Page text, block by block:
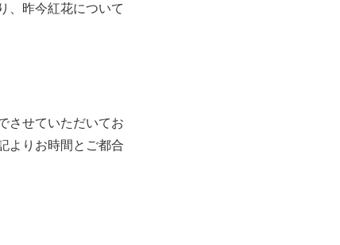
、昨今紅花について
させていただいてお
よりお時間とご都合